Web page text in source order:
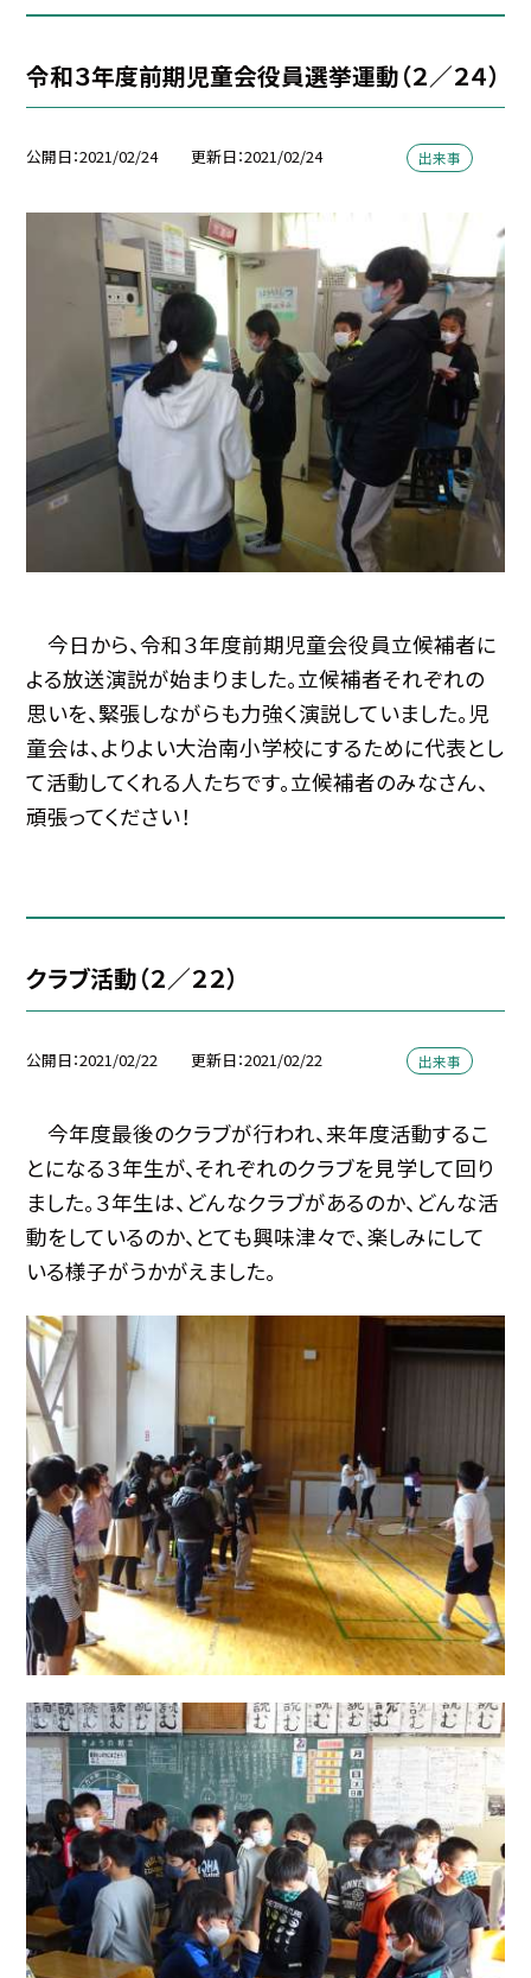
令和３年度前期児童会役員選挙運動（２／２４）
公開日 2021/02/24 更新日 2021/02/24 出来事
今日から、令和３年度前期児童会役員立候補者に
よる放送演説が始まりました。立候補者それぞれの
思いを、緊張しながらも力強く演説していました。児
童会は、よりよい大治南小学校にするために代表とし
て活動してくれる人たちです。立候補者のみなさん、
頑張ってください！
クラブ活動（２／２２）
公開日 2021/02/22 更新日 2021/02/22 出来事
今年度最後のクラブが行われ、来年度活動するこ
とになる３年生が、それぞれのクラブを見学して回り
ました。３年生は、どんなクラブがあるのか、どんな活
動をしているのか、とても興味津々で、楽しみにして
いる様子がうかがえました。